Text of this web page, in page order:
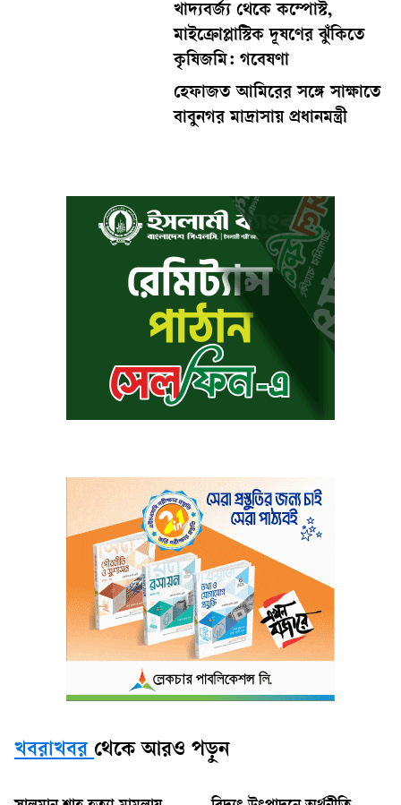
খাদ্যবর্জ্য থেকে কম্পোস্ট,
মাইক্রোপ্লাস্টিক দূষণের ঝুঁকিতে
কৃষিজমি: গবেষণা
হেফাজত আমিরের সঙ্গে সাক্ষাতে
বাবুনগর মাদ্রাসায় প্রধানমন্ত্রী
খবরাখবর থেকে আরও পড়ুন